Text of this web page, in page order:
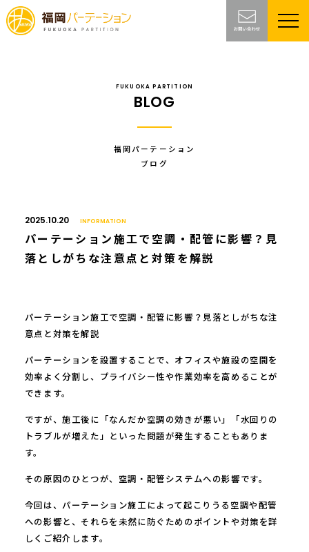
FUKUOKA PARTITION
BLOG
福岡パーテーション
ブログ
2025.10.20 INFORMATION
パーテーション施工で空調・配管に影響？見
落としがちな注意点と対策を解説
パーテーション施工で空調・配管に影響？見落としがちな注
意点と対策を解説
パーテーションを設置することで、オフィスや施設の空間を
効率よく分割し、プライバシー性や作業効率を高めることが
できます。
ですが、施工後に「なんだか空調の効きが悪い」「水回りの
トラブルが増えた」といった問題が発生することもありま
す。
その原因のひとつが、空調・配管システムへの影響です。
今回は、パーテーション施工によって起こりうる空調や配管
への影響と、それらを未然に防ぐためのポイントや対策を詳
しくご紹介します。